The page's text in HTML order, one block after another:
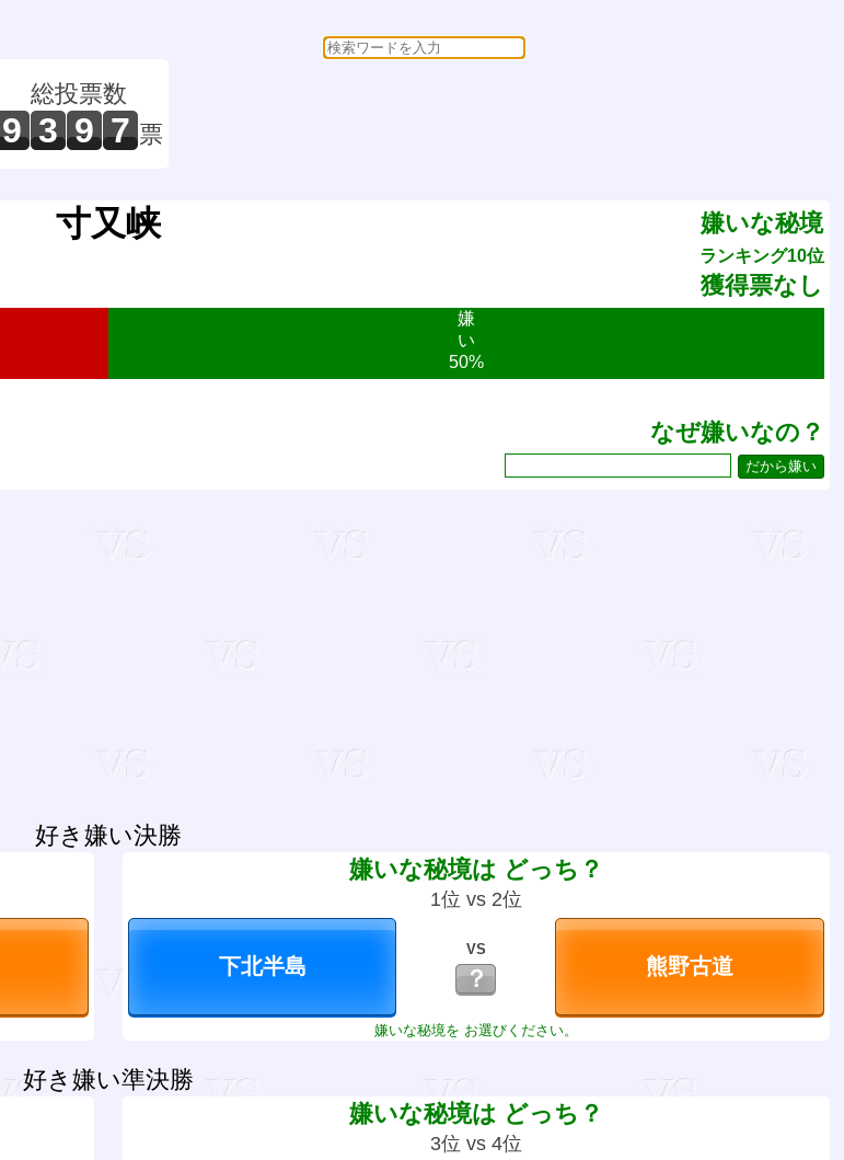
総投票数
9 3 9 7 票
嫌いな秘境
ランキング10位
獲得票なし
寸又峡
嫌
い
50%
なぜ嫌いなの？
好き嫌い決勝
嫌いな秘境は どっち？
1位 vs 2位
VS
？
嫌いな秘境を お選びください。
好き嫌い準決勝
嫌いな秘境は どっち？
3位 vs 4位